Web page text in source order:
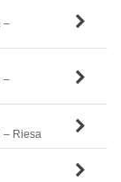
–
–
– Riesa